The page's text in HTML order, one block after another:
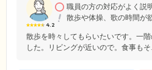
を目指しています。
4.2
職員の方の対応がよく説
散歩や体操、歌の時間が
散歩を時々してもらいたいです。一
した。リビングが近いので。食事もそ